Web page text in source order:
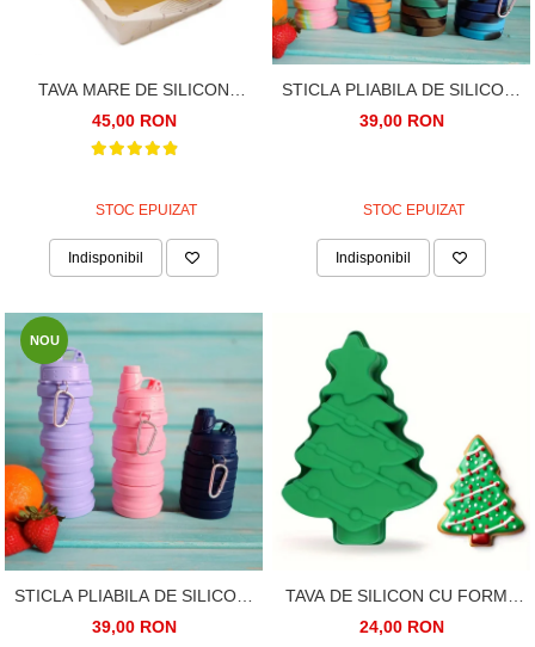
TAVA MARE DE SILICON
PENTRU CHEC, PANDISPAN,
PRAJITURI, TORTURI, 27CM
45,00 RON
STOC EPUIZAT
Indisponibil
STICLA PLIABILA DE SILICON,
MULTICOLOR, 500ML, PENTRU
39,00 RON
STOC EPUIZAT
Indisponibil
NOU
STICLA PLIABILA DE SILICON,
500ML, PENTRU SPORT, PICNIC
39,00 RON
TAVA DE SILICON CU FORMA
BRAD DE CRACIUN. SILICON
24,00 RON